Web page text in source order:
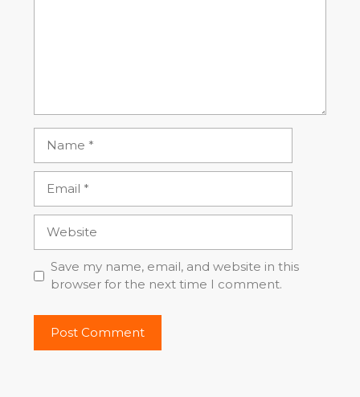
Save my name, email, and website in this
browser for the next time I comment.